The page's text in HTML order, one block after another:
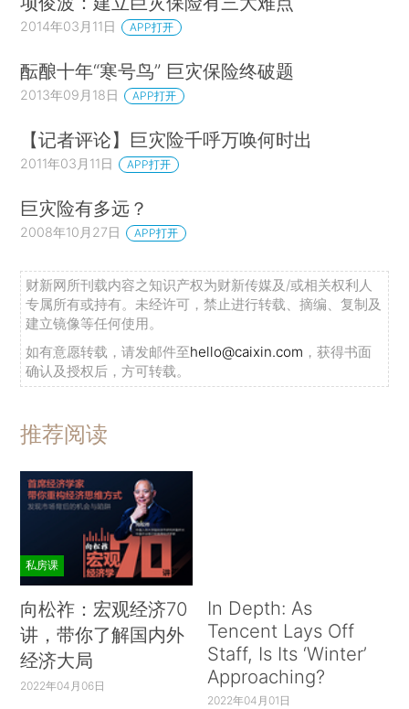
2014年03月11日 APP打开
酝酿十年“寒号鸟” 巨灾保险终破题
2013年09月18日 APP打开
【记者评论】巨灾险千呼万唤何时出
2011年03月11日 APP打开
巨灾险有多远？
2008年10月27日 APP打开
财新网所刊载内容之知识产权为财新传媒及/或相关权利人
专属所有或持有。未经许可，禁止进行转载、摘编、复制及
建立镜像等任何使用。
如有意愿转载，请发邮件至hello@caixin.com ，获得书面
确认及授权后，方可转载。
推荐阅读
私房课
向松祚：宏观经济70
讲，带你了解国内外
经济大局
2022年04月06日
In Depth: As
Tencent Lays Off
Staff, Is Its ‘Winter’
Approaching?
2022年04月01日